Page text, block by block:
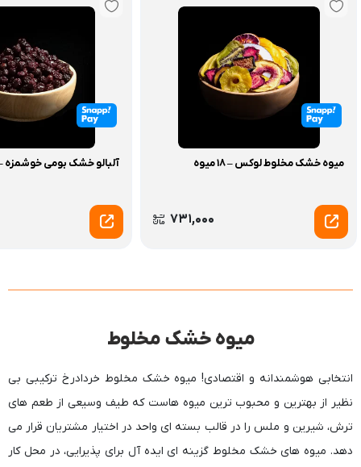
میوه خشک مخلوط لوکس – 18 میوه
731,000
آلبالو خشک بومی
میوه خشک مخلوط
انتخابی هوشمندانه و اقتصادی! میوه خشک مخلوط خردادرخ ترکیبی بی
نظیر از بهترین و محبوب ترین میوه هاست که طیف وسیعی از طعم های
ترش، شیرین و ملس را در قالب بسته ای واحد در اختیار مشتریان قرار می
دهد. میوه های خشک مخلوط گزینه ای ایده آل برای پذیرایی، در محل کار